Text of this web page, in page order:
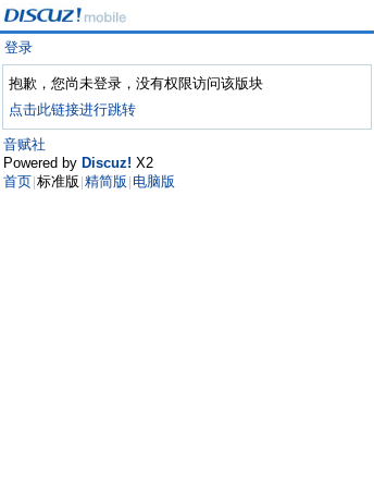
登录
抱歉，您尚未登录，没有权限访问该版块
点击此链接进行跳转
音赋社
Powered by Discuz! X2
首页 标准版 精简版 电脑版